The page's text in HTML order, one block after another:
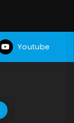
Youtube